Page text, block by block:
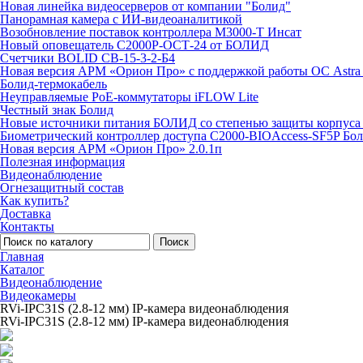
Новая линейка видеосерверов от компании "Болид"
Панорамная камера с ИИ-видеоаналитикой
Возобновление поставок контроллера М3000-Т Инсат
Новый оповещатель С2000Р-ОСТ-24 от БОЛИД
Счетчики BOLID СВ-15-3-2-Б4
Новая версия АРМ «Орион Про» с поддержкой работы ОС
Болид-термокабель
Неуправляемые PoE-коммутаторы iFLOW Lite
Честный знак Болид
Новые источники питания БОЛИД со степенью защиты корпуса
Биометрический контроллер доступа С2000-BIOAccess-SF5P
Новая версия АРМ «Орион Про» 2.0.1п
Полезная информация
Видеонаблюдение
Огнезащитный состав
Как купить?
Доставка
Контакты
Поиск
Главная
Каталог
Видеонаблюдение
Видеокамеры
RVi-IPC31S (2.8-12 мм) IP-камера видеонаблюдения
RVi-IPC31S (2.8-12 мм) IP-камера видеонаблюдения